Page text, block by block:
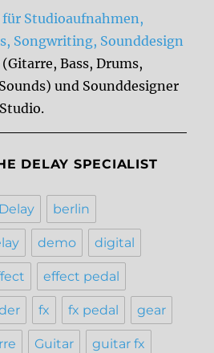
Studioaufnahmen,
Songwriting, Sounddesign
Bass, Drums,
und Sounddesigner
DELAY SPECIALIST
berlin
demo digital
effect pedal
fx fx pedal gear
Guitar guitar fx